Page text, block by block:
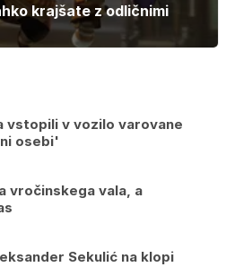
krajšate z odličnimi
v vozilo varovane
osebi'
vročinskega vala, a
Sekulić na klopi